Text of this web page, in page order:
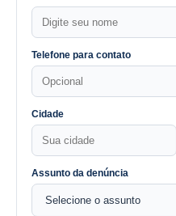
Telefone para contato
Cidade
Assunto da denúncia